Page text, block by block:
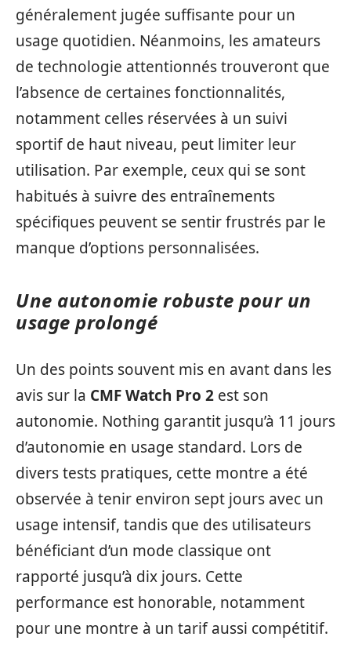
généralement jugée suffisante pour un
usage quotidien. Néanmoins, les amateurs
de technologie attentionnés trouveront que
l’absence de certaines fonctionnalités,
notamment celles réservées à un suivi
sportif de haut niveau, peut limiter leur
utilisation. Par exemple, ceux qui se sont
habitués à suivre des entraînements
spécifiques peuvent se sentir frustrés par le
manque d’options personnalisées.
Une autonomie robuste pour un
usage prolongé
Un des points souvent mis en avant dans les
avis sur la CMF Watch Pro 2 est son
autonomie. Nothing garantit jusqu’à 11 jours
d’autonomie en usage standard. Lors de
divers tests pratiques, cette montre a été
observée à tenir environ sept jours avec un
usage intensif, tandis que des utilisateurs
bénéficiant d’un mode classique ont
rapporté jusqu’à dix jours. Cette
performance est honorable, notamment
pour une montre à un tarif aussi compétitif.